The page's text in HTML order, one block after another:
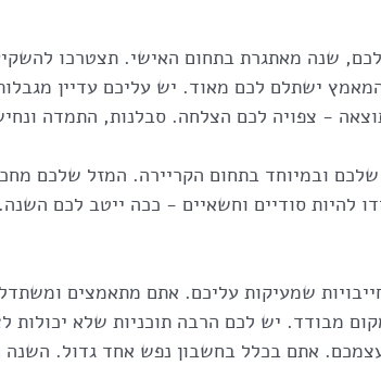
שנה מאתגרת בתחום האישי. תצטרכו
ישתלם לכם מאוד. יש עליכם עדיין
- צפויה לכם הצלחה. סבלנות, התמדה
ובמיוחד בתחום הקריירה. המזל שלכם
להיות סודיים וחשאיים - ככה ייטב לכם השנה.
שמעיקות עליכם. אתם מתאמצים
מבודד. יש לכם הרבה תוכניות שלא יכולות
אתם בכלל בחשבון נפש אחד גדול. השנה